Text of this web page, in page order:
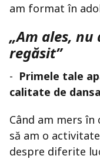
am format în
„Am ales,
regăsit”
- Primele tale
calitate de
Când am mers
să am o
despre diferite